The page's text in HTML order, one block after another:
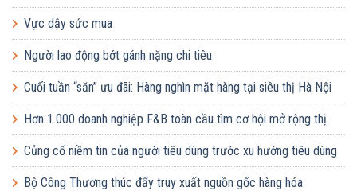
Vực dậy sức mua
Người lao động bớt gánh nặng chi tiêu
Cuối tuần “săn” ưu đãi: Hàng nghìn mặt hàng tại siêu thị Hà Nội
giảm giá sâu
Hơn 1.000 doanh nghiệp F&B toàn cầu tìm cơ hội mở rộng thị
trường tại Việt Nam
Củng cố niềm tin của người tiêu dùng trước xu hướng tiêu dùng
xanh
Bộ Công Thương thúc đẩy truy xuất nguồn gốc hàng hóa